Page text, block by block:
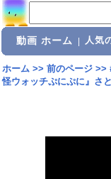
動画 ホーム 人気
ホーム>> 前のページ>>
怪ウォッチぷにぷに』さ